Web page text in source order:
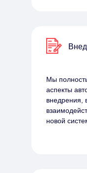
Мы
аспекты
внедрения,
новой